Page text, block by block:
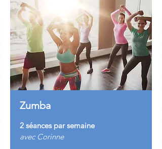
Zumba
2 séances par semaine
avec Corinne